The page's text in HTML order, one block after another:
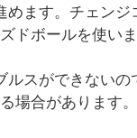
ます。チェン
ドボールを使い
スができないの
場合があります。